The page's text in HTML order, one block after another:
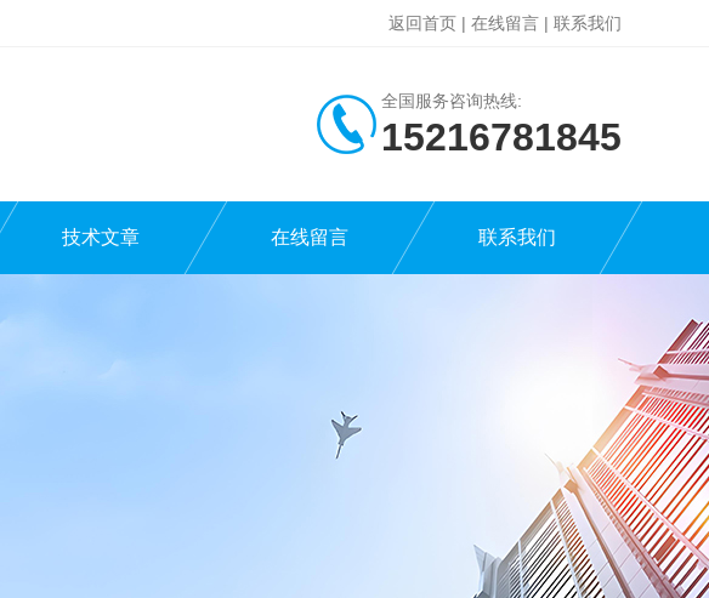
返回首页 | 在线留言 | 联系我们
全国服务咨询热线:
15216781845
技术文章 在线留言 联系我们